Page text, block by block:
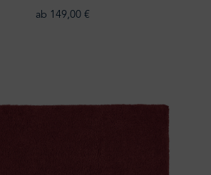
ab 149,00 €